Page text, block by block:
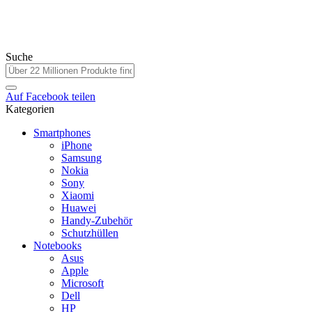
Suche
AufFacebook teilen
Kategorien
Smartphones
iPhone
Samsung
Nokia
Sony
Xiaomi
Huawei
Handy-Zubehör
Schutzhüllen
Notebooks
Asus
Apple
Microsoft
Dell
HP